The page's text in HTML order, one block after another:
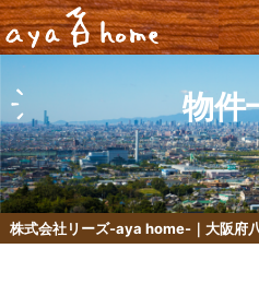
物件
株式会社リーズ-aya home-｜大阪府